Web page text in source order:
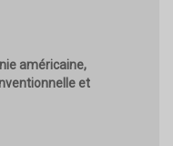
américaine,
et